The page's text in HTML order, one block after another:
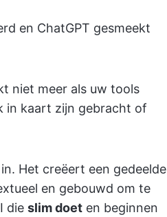
en ChatGPT gesmeekt
niet meer als uw tools
in kaart zijn gebracht of
Het creëert een gedeelde
en gebouwd om te
die slim doet en beginnen